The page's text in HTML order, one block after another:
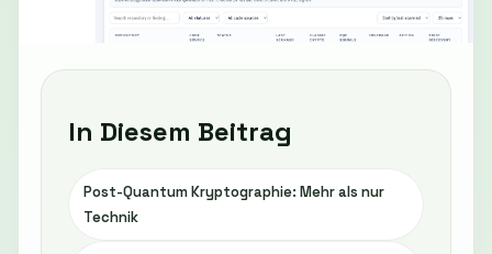
In Diesem Beitrag
Post-Quantum Kryptographie: Mehr als nur
Technik